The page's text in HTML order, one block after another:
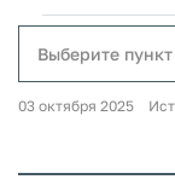
Выберите
03 октября 2025